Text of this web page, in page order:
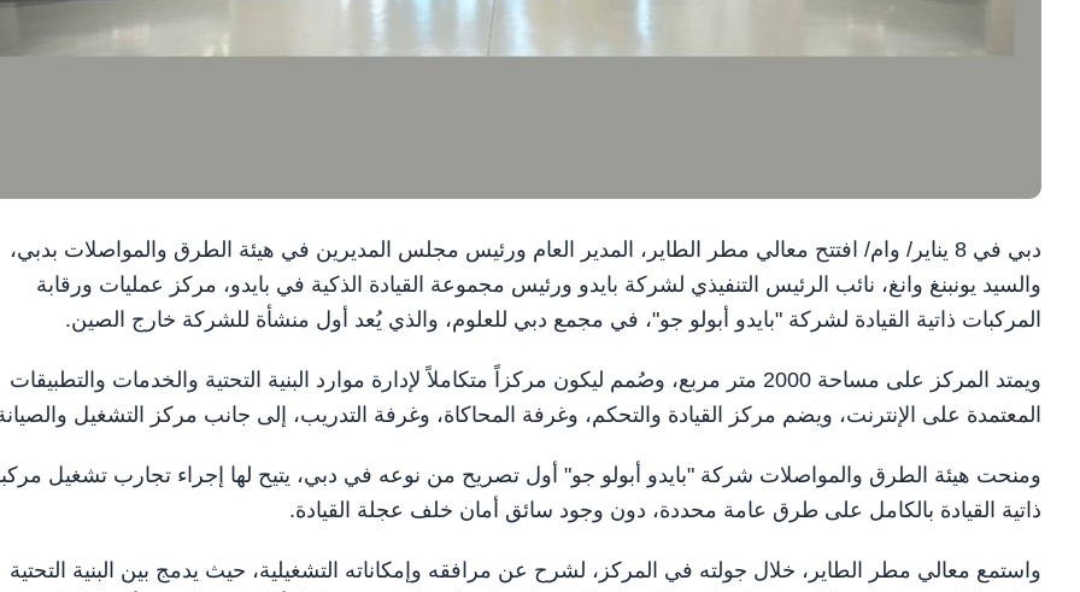
دبي في 8 يناير/ وام/ افتتح معالي مطر الطاير، المدير العام ورئيس مجلس المديرين في هيئة الطرق والمواصلات بدبي،
والسيد يونبنغ وانغ، نائب الرئيس التنفيذي لشركة بايدو ورئيس مجموعة القيادة الذكية في بايدو، مركز عمليات ورقابة
المركبات ذاتية القيادة لشركة "بايدو أبولو جو"، في مجمع دبي للعلوم، والذي يُعد أول منشأة للشركة خارج الصين.
ويمتد المركز على مساحة 2000 متر مربع، وصُمم ليكون مركزاً متكاملاً لإدارة موارد البنية التحتية والخدمات والتطبيقات
المعتمدة على الإنترنت، ويضم مركز القيادة والتحكم، وغرفة المحاكاة، وغرفة التدريب، إلى جانب مركز التشغيل
ومنحت هيئة الطرق والمواصلات شركة "بايدو أبولو جو" أول تصريح من نوعه في دبي، يتيح لها إجراء تجارب تشغيل
ذاتية القيادة بالكامل على طرق عامة محددة، دون وجود سائق أمان خلف عجلة القيادة.
واستمع معالي مطر الطاير، خلال جولته في المركز، لشرح عن مرافقه وإمكاناته التشغيلية، حيث يدمج بين البنية التحتية